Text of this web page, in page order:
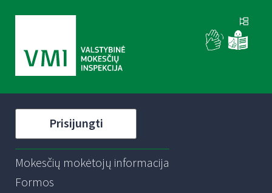
Prisijungti
Mokesčių mokėtojų informacija
Formos